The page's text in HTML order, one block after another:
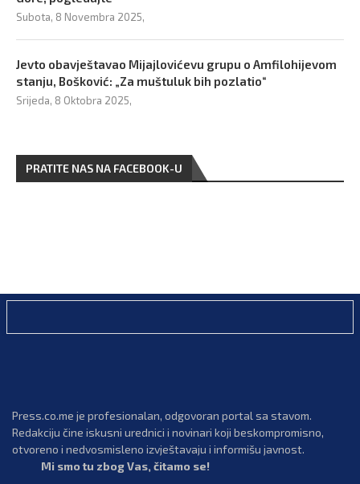
Subota, 8 Novembra 2025,
Jevto obavještavao Mijajlovićevu grupu o Amfilohijevom
stanju, Bošković: „Za muštuluk bih pozlatio“
Srijeda, 8 Oktobra 2025,
PRATITE NAS NA FACEBOOK-U
Press.co.me je profesionalan, odgovoran portal sa stavom.
Redakciju čine iskusni urednici i novinari koji beskompromisno,
otvoreno i nedvosmisleno izvještavaju i informišu javnost.
Mi smo tu zbog Vas, čitamo se!